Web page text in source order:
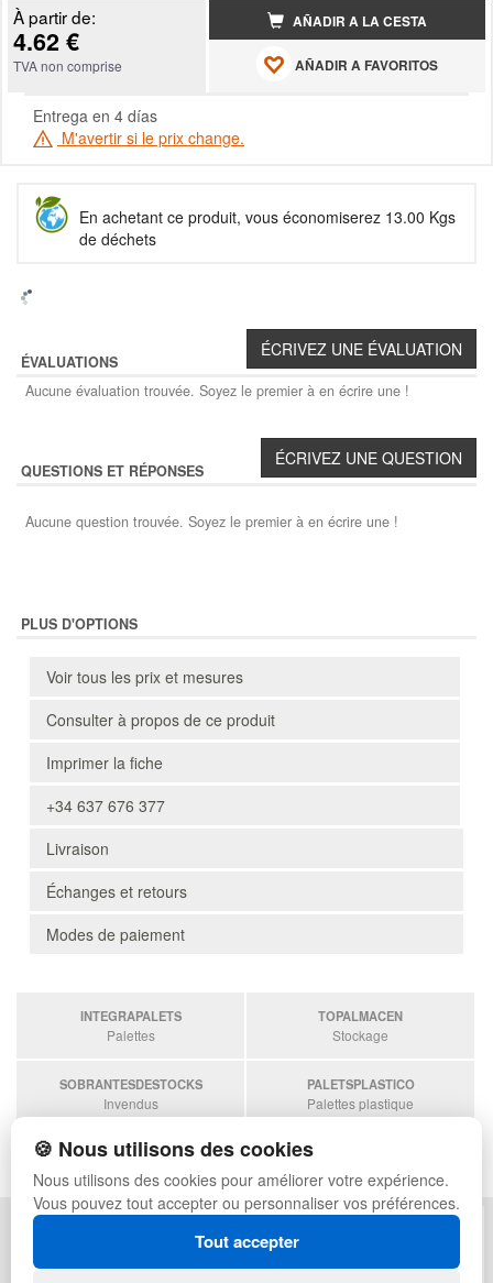
À partir de:
4.62 €
TVA non comprise
AÑADIR A LA CESTA
AÑADIR A FAVORITOS
Entrega en 4 días
M'avertir si le prix change.
En achetant ce produit, vous économiserez 13.00 Kgs
de déchets
ÉVALUATIONS
Aucune évaluation trouvée. Soyez le premier à en écrire une !
QUESTIONS ET RÉPONSES
Aucune question trouvée. Soyez le premier à en écrire une !
PLUS D'OPTIONS
Voir tous les prix et mesures
Consulter à propos de ce produit
Imprimer la fiche
+34 637 676 377
Livraison
Échanges et retours
Modes de paiement
INTEGRAPALETS
Palettes
TOPALMACEN
Stockage
SOBRANTESDESTOCKS
Invendus
PALETSPLASTICO
Palettes plastique
ESTANTERIASKIT
Estanterias
POLITIQUE DE CONFIDENTIALITÉ
PLAN DU SITE
🍪 Nous utilisons des cookies
Nous utilisons des cookies pour améliorer votre expérience.
Vous pouvez tout accepter ou personnaliser vos préférences.
Tout accepter